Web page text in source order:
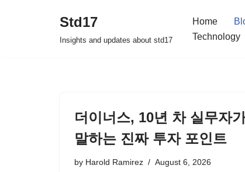
Std17
Insights and updates about std17
Home
Technology
더이너스, 10년 차 실무자
말하는 진짜 투자 포인트
by Harold Ramirez August 6, 2026